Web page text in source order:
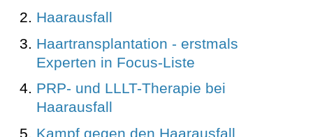
Haarausfall
Haartransplantation - erstmals
Experten in Focus-Liste
PRP- und LLLT-Therapie bei
Haarausfall
Kampf gegen den Haarausfall